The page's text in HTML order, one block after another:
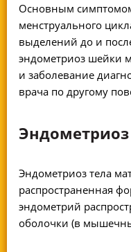
Основным
менструального
выделений до и
эндометриоз шейки
и заболевание
врача по другому
Эндометриоз тела
распространенная
эндометрий
оболочки (в